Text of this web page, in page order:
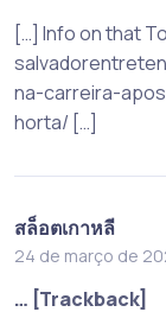
[…] Info on that
na-carreira-
horta/ […]
สล็อตเกาหลี
24 de março de
… [Trackback]